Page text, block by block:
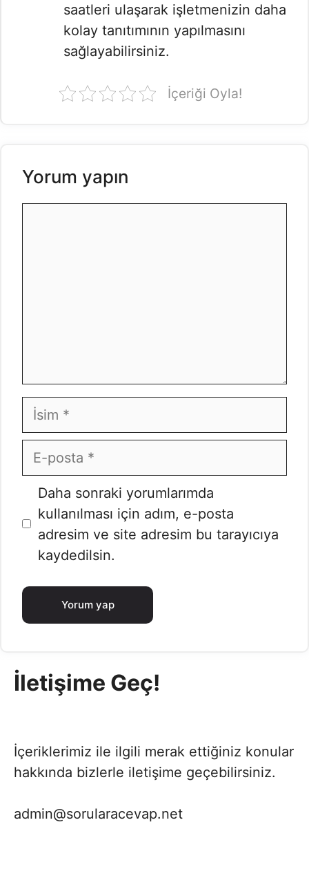
saatleri ulaşarak işletmenizin daha
kolay tanıtımının yapılmasını
sağlayabilirsiniz.
İçeriği Oyla!
Yorum yapın
İsim
E-
posta
İnternet
sitesi
Daha sonraki yorumlarımda
kullanılması için adım, e-posta
adresim ve site adresim bu tarayıcıya
kaydedilsin.
İletişime Geç!
İçeriklerimiz ile ilgili merak ettiğiniz konular
hakkında bizlerle iletişime geçebilirsiniz.
admin@sorularacevap.net